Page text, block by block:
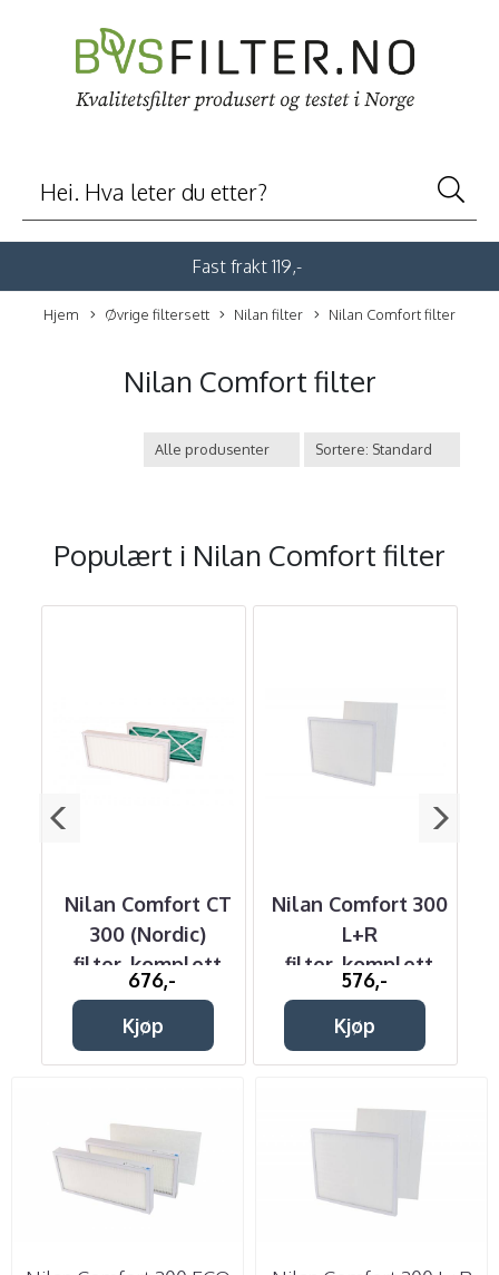
Fast frakt 119,-
Hjem Øvrige filtersett Nilan filter Nilan Comfort filter
Nilan Comfort filter
Populært i Nilan Comfort filter
Nilan Comfort CT
300 (Nordic)
filter, komplett
filtersett
676,-
Kjøp
Nilan Comfort 300
L+R
filter, komplett
filtersett
576,-
Kjøp